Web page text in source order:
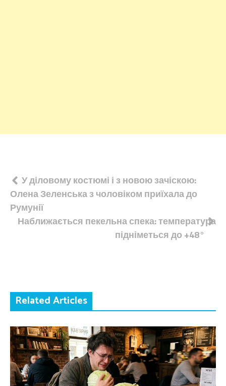
Навігація
записів
У діловому костюмі і з новою зачіскою:
Олена Зеленська з чоловіком приїхала до
Румунії
Наближається пекельна спека: температура
підніметься до +48°
Related Articles